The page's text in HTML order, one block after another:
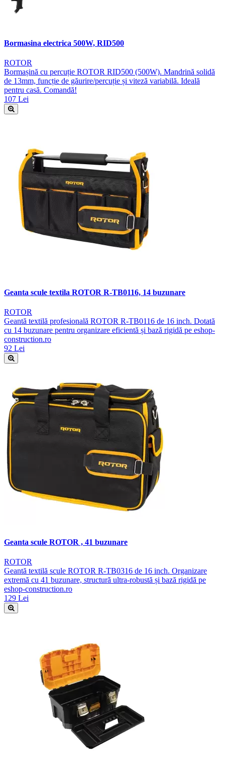
Bormasina electrica 500W, RID500
ROTOR
Bormașină cu percuție ROTOR RID500 (500W). Mandrină solidă
de 13mm, funcție de găurire/percuție și viteză variabilă. Ideală
pentru casă. Comandă!
107 Lei
Geanta scule textila ROTOR R-TB0116, 14 buzunare
ROTOR
Geantă textilă profesională ROTOR R-TB0116 de 16 inch. Dotată
cu 14 buzunare pentru organizare eficientă și bază rigidă pe eshop-
construction.ro
92 Lei
Geanta scule ROTOR , 41 buzunare
ROTOR
Geantă textilă scule ROTOR R-TB0316 de 16 inch. Organizare
extremă cu 41 buzunare, structură ultra-robustă și bază rigidă pe
eshop-construction.ro
129 Lei